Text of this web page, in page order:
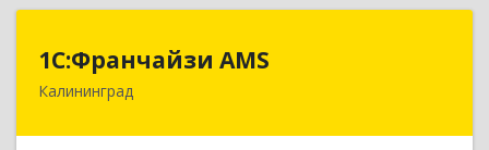
1С:Франчайзи AMS
Калининград
238325, Калининградская обл, Гурьевский р-н,